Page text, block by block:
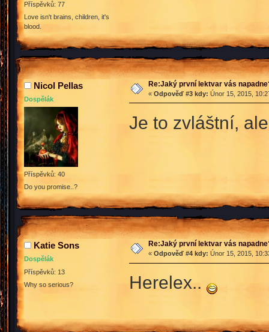
Příspěvků: 77
Love isn't brains, children, it's
blood.
Nicol Pellas
Dospělák
Příspěvků: 40
Do you promise..?
Re:Jaký první lektvar vás
« Odpověď #3 kdy: Únor 15, 2015,
Je to zvláštní,
Katie Sons
Dospělák
Příspěvků: 13
Why so serious?
Re:Jaký první lektvar vás
« Odpověď #4 kdy: Únor 15, 2015,
Herelex..